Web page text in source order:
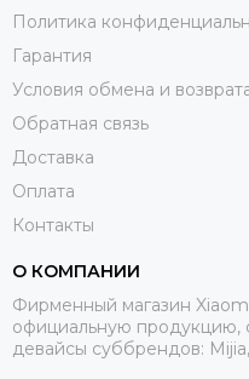
Политика
Гарантия
Условия обмена и
Обратная связь
Доставка
Оплата
Контакты
О КОМПАНИИ
Фирменный магазин
официальную продукцию,
девайсы суббрендов: